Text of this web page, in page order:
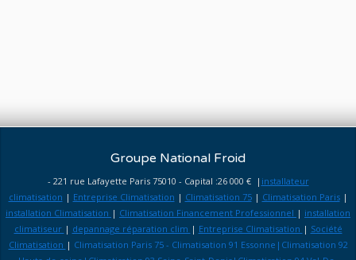
Groupe National Froid
- 221 rue Lafayette Paris 75010 - Capital :26 000 € | installateur
climatisation | Entreprise Climatisation | Climatisation 75| Climatisation Paris|
installation Climatisation | Climatisation Financement Professionnel | installation
climatiseur | depannage réparation clim | Entreprise Climatisation | Société
Climatisation | Climatisation Paris 75 - Climatisation 91 Essonne|Climatisation 92